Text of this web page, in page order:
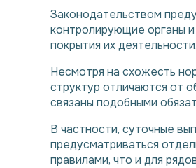
Законодательством
контролирующие органы
покрытия их деятельности.
Несмотря на схожесть
структур отличаются от
связаны подобными
В частности, суточные
предусматриваться
правилами, что и для